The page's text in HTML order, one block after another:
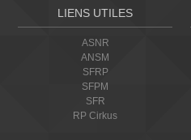
LIENS UTILES
ASNR
ANSM
SFRP
SFPM
SFR
RP Cirkus